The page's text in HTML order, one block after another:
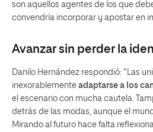
son aquellos agentes de los que
convendría incorporar y apostar en
Avanzar sin perder la
Danilo Hernández respondió: “Las
inexorablemente adaptarse a los
el escenario con mucha cautela.
detrás de las modas, aunque el
Mirando al futuro hace falta